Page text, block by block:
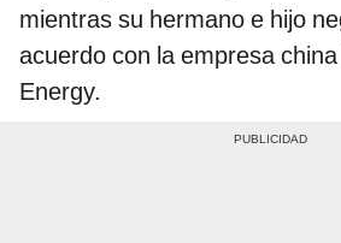
mientras su hermano e hijo
acuerdo con la empresa
Energy.